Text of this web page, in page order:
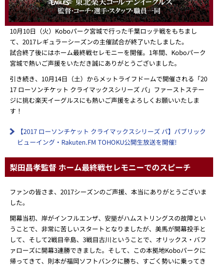
10月10日（火）Koboパーク宮城で行った千葉ロッテ戦をもちまし
て、2017レギュラーシーズンの主催試合が終了いたしました。
試合終了後にはホーム最終戦セレモニーを開催。1年間、Koboパーク
宮城で熱いご声援をいただき誠にありがとうございました。
引き続き、10月14日（土）からメットライフドームで開催される「20
17 ローソンチケット クライマックスシリーズ パ」ファーストステー
ジに挑む楽天イーグルスにも熱いご声援をよろしくお願いいたしま
す！
【2017 ローソンチケット クライマックスシリーズ パ】パブリック
ビューイング・Rakuten.FM TOHOKU公開生放送を開催!
梨田昌孝監督 ホーム最終戦セレモニーでのスピーチ
ファンの皆さま、2017シーズンのご声援、本当にありがとうございま
した。
開幕当初、岸がインフルエンザ、安樂がハムストリングスの故障とい
うことで、非常に苦しいスタートとなりましたが、美馬が開幕投手と
して、そして2戦目辛島、3戦目古川ということで、オリックス・バフ
ァローズに開幕3連勝できました。そして、この本拠地Koboパークに
帰ってきて、則本が福岡ソフトバンクに勝ち、すごく勢いに乗ってき